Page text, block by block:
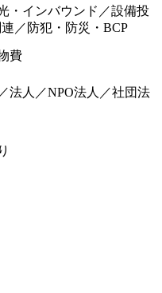
・インバウンド／設備投
／防犯・防災・BCP
費
法人／NPO法人／社団法